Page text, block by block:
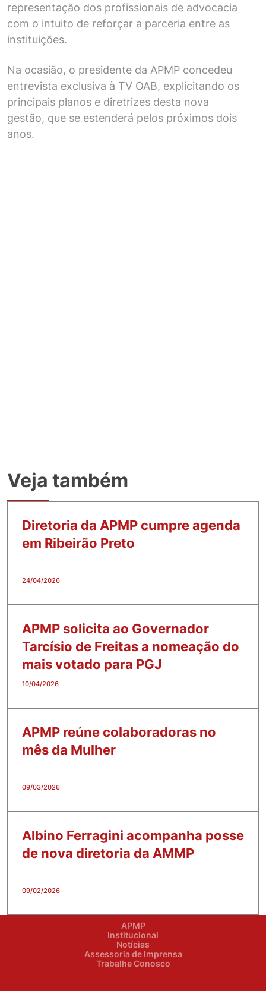
representação dos profissionais de advocacia
com o intuito de reforçar a parceria entre as
instituições.
Na ocasião, o presidente da APMP concedeu
entrevista exclusiva à TV OAB, explicitando os
principais planos e diretrizes desta nova
gestão, que se estenderá pelos próximos dois
anos.
Veja também
Diretoria da APMP cumpre agenda
em Ribeirão Preto
24/04/2026
APMP solicita ao Governador
Tarcísio de Freitas a nomeação do
mais votado para PGJ
10/04/2026
APMP reúne colaboradoras no
mês da Mulher
09/03/2026
Albino Ferragini acompanha posse
de nova diretoria da AMMP
09/02/2026
APMP
Institucional
Notícias
Assessoria de Imprensa
Trabalhe Conosco